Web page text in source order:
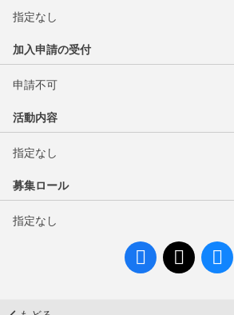
指定なし
加入申請の受付
申請不可
活動内容
指定なし
募集ロール
指定なし